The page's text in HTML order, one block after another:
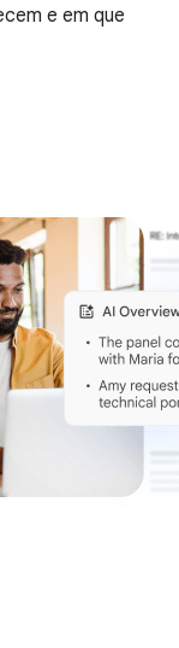
e em que